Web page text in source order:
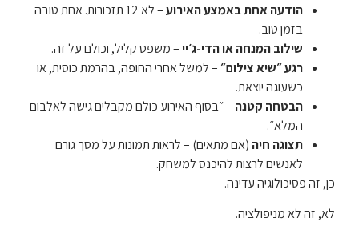
הודעה אחת באמצע האירוע
– לא 12 תזכורות. אחת טובה
בזמן טוב.
שילוב המנחה או הדי-ג׳יי– משפט קליל, וכולם על זה.
רגע ״שיא צילום״ – למשל אחרי החופה, בהרמת כוסית, או
כשעוגה יוצאת.
הבטחה קטנה – ״בסוף האירוע כולם מקבלים גישה לאלבום
המלא״.
תצוגה חיה (אם מתאים) – לראות תמונות על מסך גורם
לאנשים לרצות להיכנס למשחק.
כן, זה פסיכולוגיה עדינה.
לא, זה לא מניפולציה.